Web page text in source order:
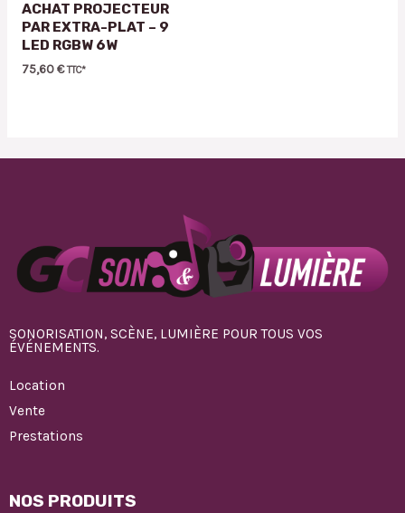
ACHAT PROJECTEUR
PAR EXTRA-PLAT – 9
LED RGBW 6W
75,60€ TTC*
SONORISATION, SCÈNE, LUMIÈRE POUR TOUS VOS
ÉVÉNEMENTS.
Location
Vente
Prestations
NOS PRODUITS